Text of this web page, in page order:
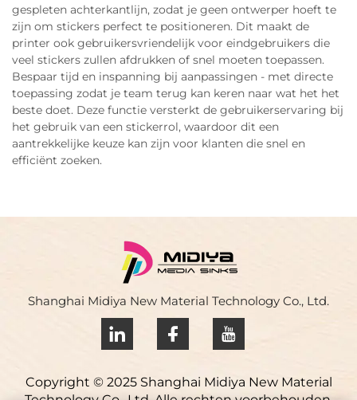
gespleten achterkantlijn, zodat je geen ontwerper hoeft te
zijn om stickers perfect te positioneren. Dit maakt de
printer ook gebruikersvriendelijk voor eindgebruikers die
veel stickers zullen afdrukken of snel moeten toepassen.
Bespaar tijd en inspanning bij aanpassingen - met directe
toepassing zodat je team terug kan keren naar wat het het
beste doet. Deze functie versterkt de gebruikerservaring bij
het gebruik van een stickerrol, waardoor dit een
aantrekkelijke keuze kan zijn voor klanten die snel en
efficiënt zoeken.
Shanghai Midiya New Material Technology Co., Ltd.
Copyright © 2025 Shanghai Midiya New Material